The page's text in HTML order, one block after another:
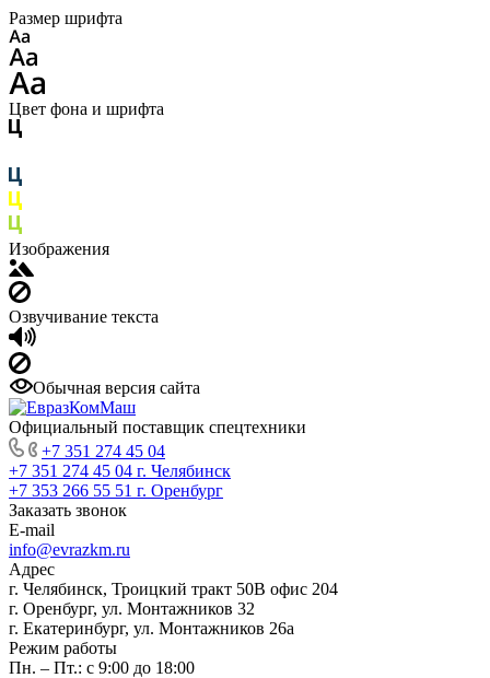
Размер шрифта
Цвет фона и шрифта
Изображения
Озвучивание текста
Обычная версия сайта
Официальный поставщик спецтехники
+7 351 274 45 04
+7 351 274 45 04 г. Челябинск
+7 353 266 55 51 г. Оренбург
Заказать звонок
E-mail
info@evrazkm.ru
Адрес
г. Челябинск, Троицкий тракт 50В офис 204
г. Оренбург, ул. Монтажников 32
г. Екатеринбург, ул. Монтажников 26а
Режим работы
Пн. – Пт.: с 9:00 до 18:00